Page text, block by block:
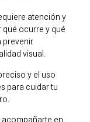
atención y
ocurre y qué
prevenir
visual.
y el uso
para cuidar tu